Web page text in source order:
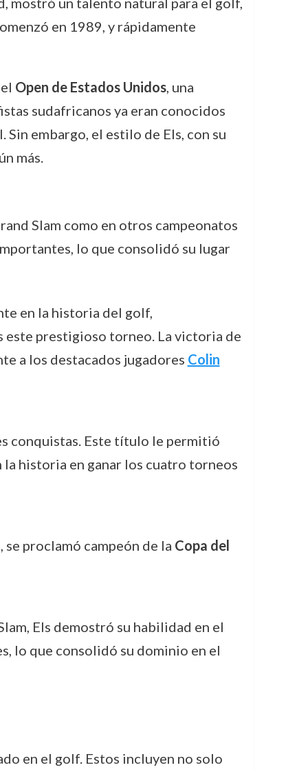
en 1989, y rápidamente
Open de Estados Unidos, una
sudafricanos ya eran conocidos
embargo, el estilo de Els, con su
más.
Slam como en otros campeonatos
lo que consolidó su lugar
en la historia del golf,
este prestigioso torneo. La victoria de
a los destacados jugadores Colin
conquistas. Este título le permitió
historia en ganar los cuatro torneos
, se proclamó campeón de la Copa del
Els demostró su habilidad en el
lo que consolidó su dominio en el
en el golf. Estos incluyen no solo